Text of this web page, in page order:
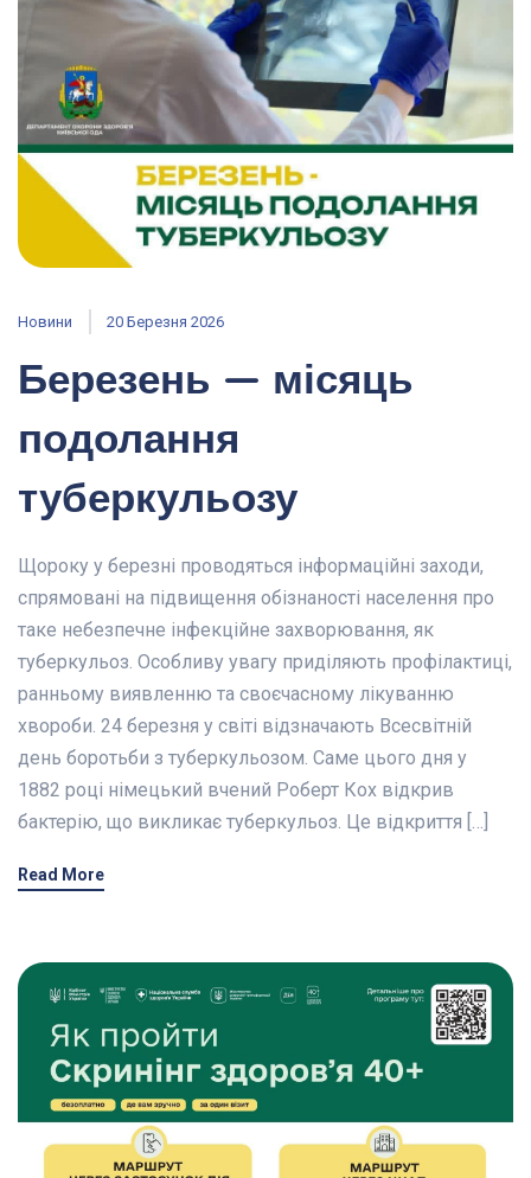
Новини 20 Березня 2026
Березень — місяць
подолання
туберкульозу
Щороку у березні проводяться інформаційні заходи,
спрямовані на підвищення обізнаності населення про
таке небезпечне інфекційне захворювання, як
туберкульоз. Особливу увагу приділяють профілактиці,
ранньому виявленню та своєчасному лікуванню
хвороби. 24 березня у світі відзначають Всесвітній
день боротьби з туберкульозом. Саме цього дня у
1882 році німецький вчений Роберт Кох відкрив
бактерію, що викликає туберкульоз. Це відкриття […]
Read More